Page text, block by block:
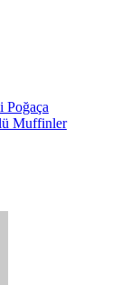
Poğaça
Muffinler